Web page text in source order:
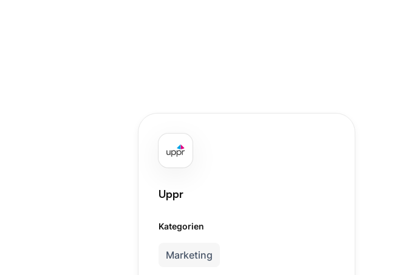
Uppr
Kategorien
Marketing